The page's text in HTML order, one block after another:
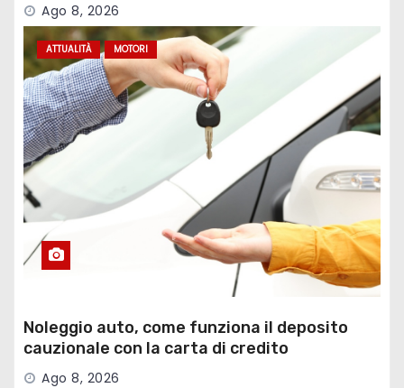
Ago 8, 2026
ATTUALITÀ MOTORI
Noleggio auto, come funziona il deposito
cauzionale con la carta di credito
Ago 8, 2026